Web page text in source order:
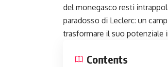
del monegasco resti
paradosso di Leclerc: un
trasformare il suo potenziale
Contents